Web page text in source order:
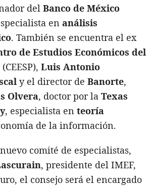
del Banco de México
en análisis
. También se encuentra el ex
de Estudios Económicos del
(CEESP), Luis Antonio
y el director de Banorte,
Olvera, doctor por la Texas
, especialista en teoría
de la información.
comité de especialistas,
, presidente del IMEF,
el consejo será el encargado